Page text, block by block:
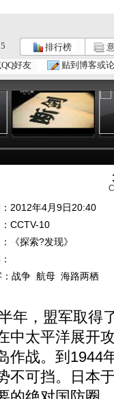
5 排行榜
好友 贴到博客或
谍影重重：...
37:30
2012年4月9日20:40
CCTV-10
《探索?发现》
战争 航母 海路两栖
年，盟军取得
中太平洋展开
作战。到1944
不可挡。日本